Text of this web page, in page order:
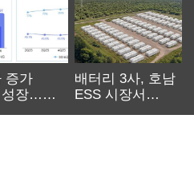
증가
성장…
배터리 3사, 호남
ESS 시장서